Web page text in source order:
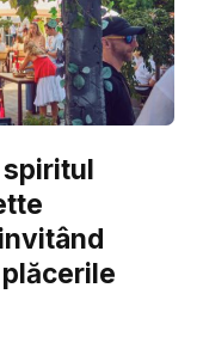
spiritul